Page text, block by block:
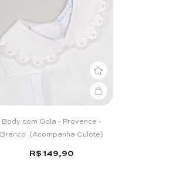
Body com Gola - Provence -
Branco (Acompanha Culote)
R$ 149,90